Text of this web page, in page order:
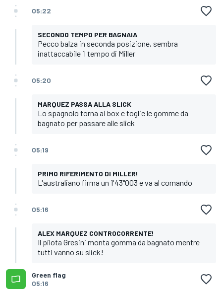
05:22
SECONDO TEMPO PER BAGNAIA
Pecco balza in seconda posizione, sembra
inattaccabile il tempo di Miller
05:20
MARQUEZ PASSA ALLA SLICK
Lo spagnolo torna ai box e toglie le gomme da
bagnato per passare alle slick
05:19
PRIMO RIFERIMENTO DI MILLER!
L'australiano firma un 1'43"003 e va al comando
05:16
ALEX MARQUEZ CONTROCORRENTE!
Il pilota Gresini monta gomma da bagnato mentre
tutti vanno su slick!
Green flag
05:16